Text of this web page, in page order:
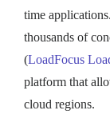
time
thousands of
(LoadFocus
platform that
cloud regions.